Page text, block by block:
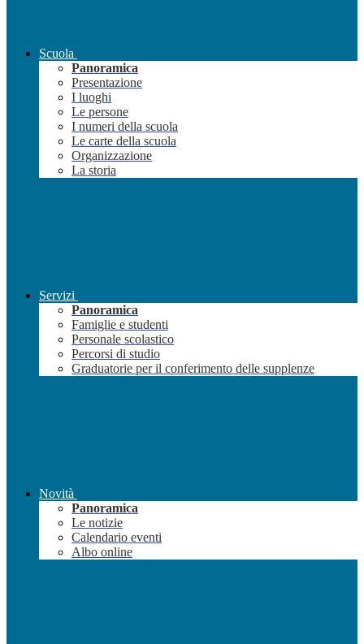
Scuola
Panoramica
Presentazione
I luoghi
Le persone
I numeri della scuola
Le carte della scuola
Organizzazione
La storia
Servizi
Panoramica
Famiglie e studenti
Personale scolastico
Percorsi di studio
Graduatorie per il conferimento delle supplenze
Novità
Panoramica
Le notizie
Calendario eventi
Albo online